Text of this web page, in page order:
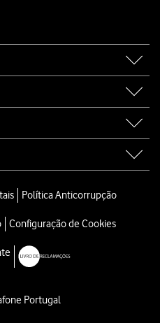
Política Anticorrupção
Configuração de Cookies
Portugal